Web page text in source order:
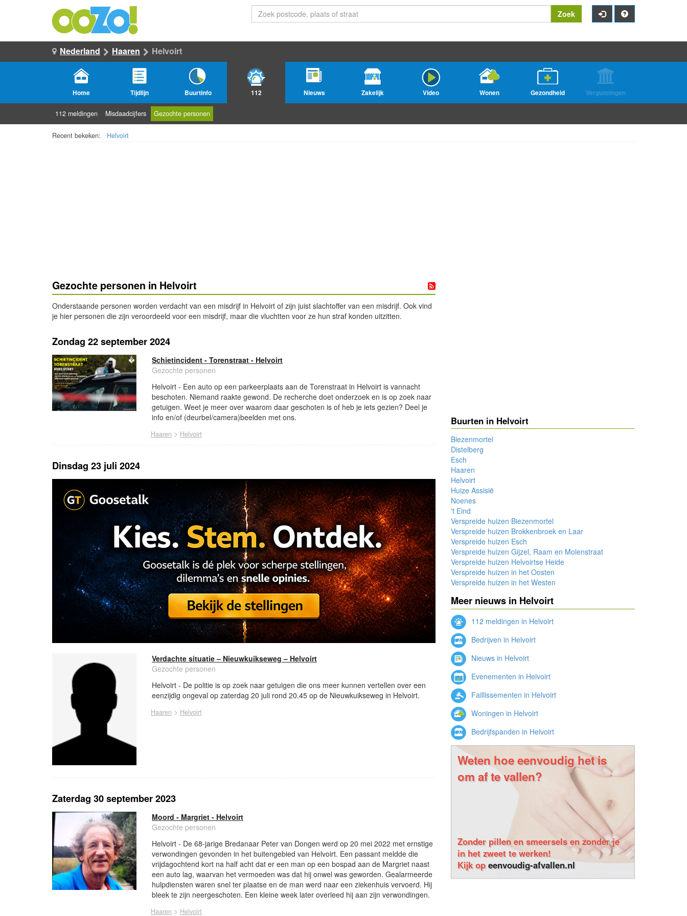
Zoek
Nederland Haaren Helvoirt
Home Tijdlijn Buurtinfo 112 Nieuws Zakelijk Video Wonen Gezondheid Vergunningen
112 meldingen Misdaadcijfers Gezochte personen
Recent bekeken: Helvoirt
Gezochte personen in Helvoirt
Onderstaande personen worden verdacht van een misdrijf in Helvoirt of zijn juist slachtoffer van een misdrijf. Ook vind
je hier personen die zijn veroordeeld voor een misdrijf, maar die vluchtten voor ze hun straf konden uitzitten.
Zondag 22 september 2024
Schietincident - Torenstraat - Helvoirt
Gezochte personen
Helvoirt - Een auto op een parkeerplaats aan de Torenstraat in Helvoirt is vannacht
beschoten. Niemand raakte gewond. De recherche doet onderzoek en is op zoek naar
getuigen. Weet je meer over waarom daar geschoten is of heb je iets gezien? Deel je
info en/of (deurbel/camera)beelden met ons.
Haaren > Helvoirt
Dinsdag 23 juli 2024
Verdachte situatie – Nieuwkuikseweg – Helvoirt
Gezochte personen
Helvoirt - De politie is op zoek naar getuigen die ons meer kunnen vertellen over een
eenzijdig ongeval op zaterdag 20 juli rond 20.45 op de Nieuwkuikseweg in Helvoirt.
Haaren > Helvoirt
Zaterdag 30 september 2023
Moord - Margriet - Helvoirt
Gezochte personen
Helvoirt - De 68-jarige Bredanaar Peter van Dongen werd op 20 mei 2022 met ernstige
verwondingen gevonden in het buitengebied van Helvoirt. Een passant meldde die
vrijdagochtend kort na half acht dat er een man op een bospad aan de Margriet naast
een auto lag, waarvan het vermoeden was dat hij onwel was geworden. Gealarmeerde
hulpdiensten waren snel ter plaatse en de man werd naar een ziekenhuis vervoerd. Hij
bleek te zijn neergeschoten. Een kleine week later overleed hij aan zijn verwondingen.
Haaren > Helvoirt
Buurten in Helvoirt
Biezenmortel
Distelberg
Esch
Haaren
Helvoirt
Huize Assisië
Noenes
't Eind
Verspreide huizen Biezenmortel
Verspreide huizen Brokkenbroek en Laar
Verspreide huizen Esch
Verspreide huizen Gijzel, Raam en Molenstraat
Verspreide huizen Helvoirtse Heide
Verspreide huizen in het Oosten
Verspreide huizen in het Westen
Meer nieuws in Helvoirt
112 meldingen in Helvoirt
Bedrijven in Helvoirt
Nieuws in Helvoirt
Evenementen in Helvoirt
Faillissementen in Helvoirt
Woningen in Helvoirt
Bedrijfspanden in Helvoirt
Weten hoe eenvoudig het is
om af te vallen?
Zonder pillen en smeersels en zonder je
in het zweet te werken!
Kijk opeenvoudig-afvallen.nl